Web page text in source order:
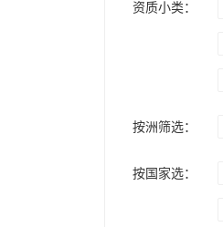
资质小类：
按洲筛选：
按国家选：